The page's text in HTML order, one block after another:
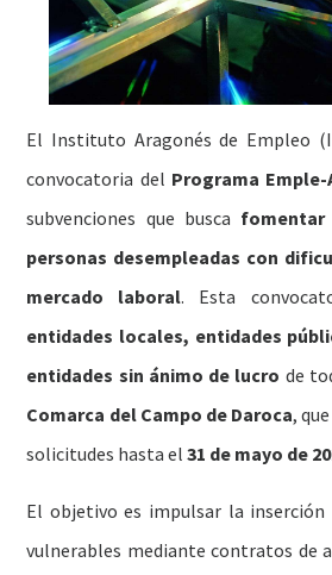
El Instituto Aragonés de Empleo
convocatoria del Programa Emple-
subvenciones que busca
personas desempleadas con
mercado laboral. Esta
entidades locales, entidades
entidades sin ánimo de lucro de
Comarca del Campo de Daroca,
solicitudes hasta el31 de mayo de
El objetivo es impulsar la
vulnerables mediante contratos de